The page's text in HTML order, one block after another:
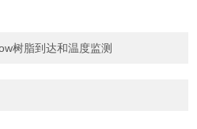
树脂到达和温度监测